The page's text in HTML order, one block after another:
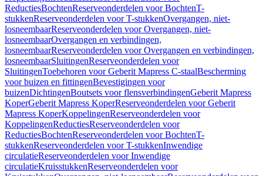
ReductiesBochtenReserveonderdelen voor BochtenT-
stukkenReserveonderdelen voor T-stukkenOvergangen, niet-
losneembaarReserveonderdelen voor Overgangen, niet-
losneembaarOvergangen en verbindingen,
losneembaarReserveonderdelen voor Overgangen en verbindingen,
losneembaarSluitingenReserveonderdelen voor
SluitingenToebehoren voor Geberit Mapress C-staalBescherming
voor buizen en fittingenBevestigingen voor
buizenDichtingenBoutsets voor flensverbindingenGeberit Mapress
KoperGeberit Mapress KoperReserveonderdelen voor Geberit
Mapress KoperKoppelingenReserveonderdelen voor
KoppelingenReductiesReserveonderdelen voor
ReductiesBochtenReserveonderdelen voor BochtenT-
stukkenReserveonderdelen voor T-stukkenInwendige
circulatieReserveonderdelen voor Inwendige
circulatieKruisstukkenReserveonderdelen voor